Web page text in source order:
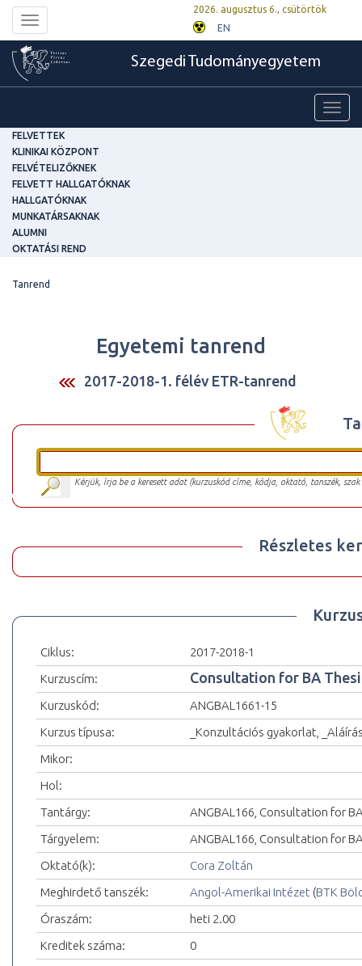
Toggle
navigation
2026. augusztus 6., csütörtök
EN
Szegedi Tudományegyetem
FELVETTEK
KLINIKAI KÖZPONT
FELVÉTELIZŐKNEK
FELVETT HALLGATÓKNAK
HALLGATÓKNAK
MUNKATÁRSAKNAK
ALUMNI
OKTATÁSI REND
Tanrend
Egyetemi tanrend
2017-2018-1. félév ETR-tanrend
Kérjük, írja be a keresett adat (kurzuskód címe, kódja, oktató, tanszék,
Részletes
Ciklus:
2017-2018-1
Kurzuscím:
Consultation for BA
Kurzuskód:
ANGBAL1661-15
Kurzus típusa:
_Konzultációs gyakorlat,
Mikor:
Hol:
Tantárgy:
ANGBAL166, Consultation for
Tárgyelem:
ANGBAL166, Consultation for
Oktató(k):
Cora Zoltán
Meghirdető tanszék:
Angol-Amerikai Intézet (BTK
Óraszám:
heti 2.00
Kreditek száma:
0